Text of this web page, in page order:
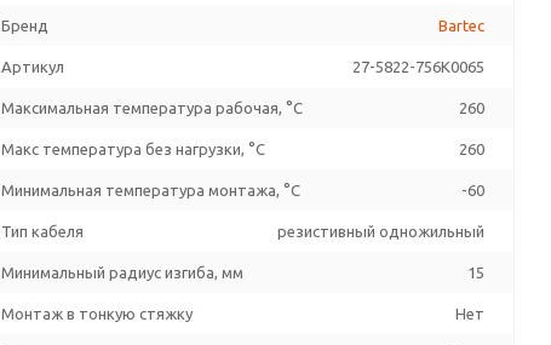
Бренд Bartec
Артикул 27-5822-756K0065
Максимальная температура рабочая, °C 260
Макс температура без нагрузки, °C 260
Минимальная температура монтажа, °C -60
Тип кабеля резистивный одножильный
Минимальный радиус изгиба, мм 15
Монтаж в тонкую стяжку Нет